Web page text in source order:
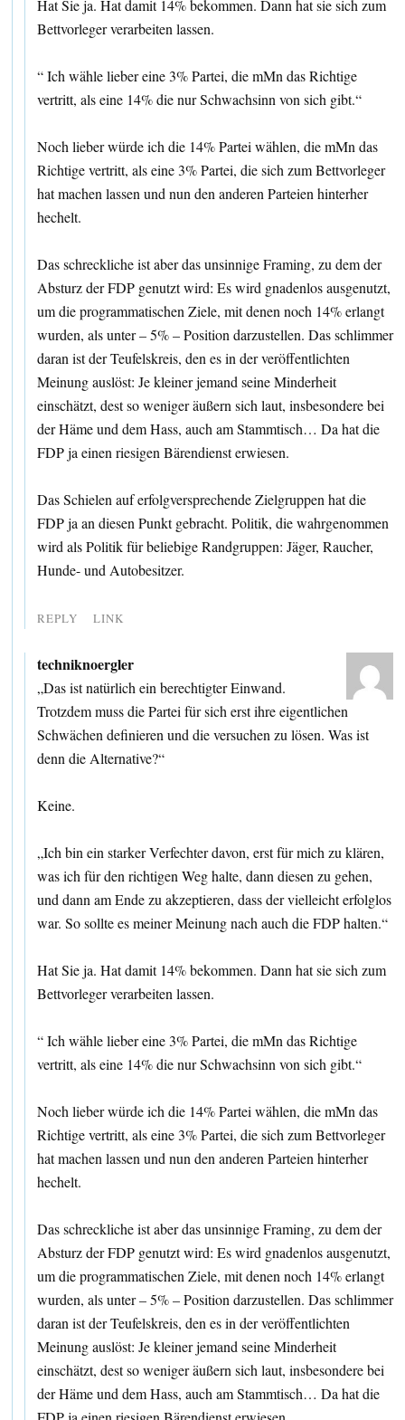
Hat Sie ja. Hat damit 14% bekommen. Dann hat sie sich zum
Bettvorleger verarbeiten lassen.
“ Ich wähle lieber eine 3% Partei, die mMn das Richtige
vertritt, als eine 14% die nur Schwachsinn von sich gibt.“
Noch lieber würde ich die 14% Partei wählen, die mMn das
Richtige vertritt, als eine 3% Partei, die sich zum Bettvorleger
hat machen lassen und nun den anderen Parteien hinterher
hechelt.
Das schreckliche ist aber das unsinnige Framing, zu dem der
Absturz der FDP genutzt wird: Es wird gnadenlos ausgenutzt,
um die programmatischen Ziele, mit denen noch 14% erlangt
wurden, als unter – 5% – Position darzustellen. Das schlimmer
daran ist der Teufelskreis, den es in der veröffentlichten
Meinung auslöst: Je kleiner jemand seine Minderheit
einschätzt, dest so weniger äußern sich laut, insbesondere bei
der Häme und dem Hass, auch am Stammtisch… Da hat die
FDP ja einen riesigen Bärendienst erwiesen.
Das Schielen auf erfolgversprechende Zielgruppen hat die
FDP ja an diesen Punkt gebracht. Politik, die wahrgenommen
wird als Politik für beliebige Randgruppen: Jäger, Raucher,
Hunde- und Autobesitzer.
REPLY LINK
techniknoergler
„Das ist natürlich ein berechtigter Einwand.
Trotzdem muss die Partei für sich erst ihre eigentlichen
Schwächen definieren und die versuchen zu lösen. Was ist
denn die Alternative?“
Keine.
„Ich bin ein starker Verfechter davon, erst für mich zu klären,
was ich für den richtigen Weg halte, dann diesen zu gehen,
und dann am Ende zu akzeptieren, dass der vielleicht erfolglos
war. So sollte es meiner Meinung nach auch die FDP halten.“
Hat Sie ja. Hat damit 14% bekommen. Dann hat sie sich zum
Bettvorleger verarbeiten lassen.
“ Ich wähle lieber eine 3% Partei, die mMn das Richtige
vertritt, als eine 14% die nur Schwachsinn von sich gibt.“
Noch lieber würde ich die 14% Partei wählen, die mMn das
Richtige vertritt, als eine 3% Partei, die sich zum Bettvorleger
hat machen lassen und nun den anderen Parteien hinterher
hechelt.
Das schreckliche ist aber das unsinnige Framing, zu dem der
Absturz der FDP genutzt wird: Es wird gnadenlos ausgenutzt,
um die programmatischen Ziele, mit denen noch 14% erlangt
wurden, als unter – 5% – Position darzustellen. Das schlimmer
daran ist der Teufelskreis, den es in der veröffentlichten
Meinung auslöst: Je kleiner jemand seine Minderheit
einschätzt, dest so weniger äußern sich laut, insbesondere bei
der Häme und dem Hass, auch am Stammtisch… Da hat die